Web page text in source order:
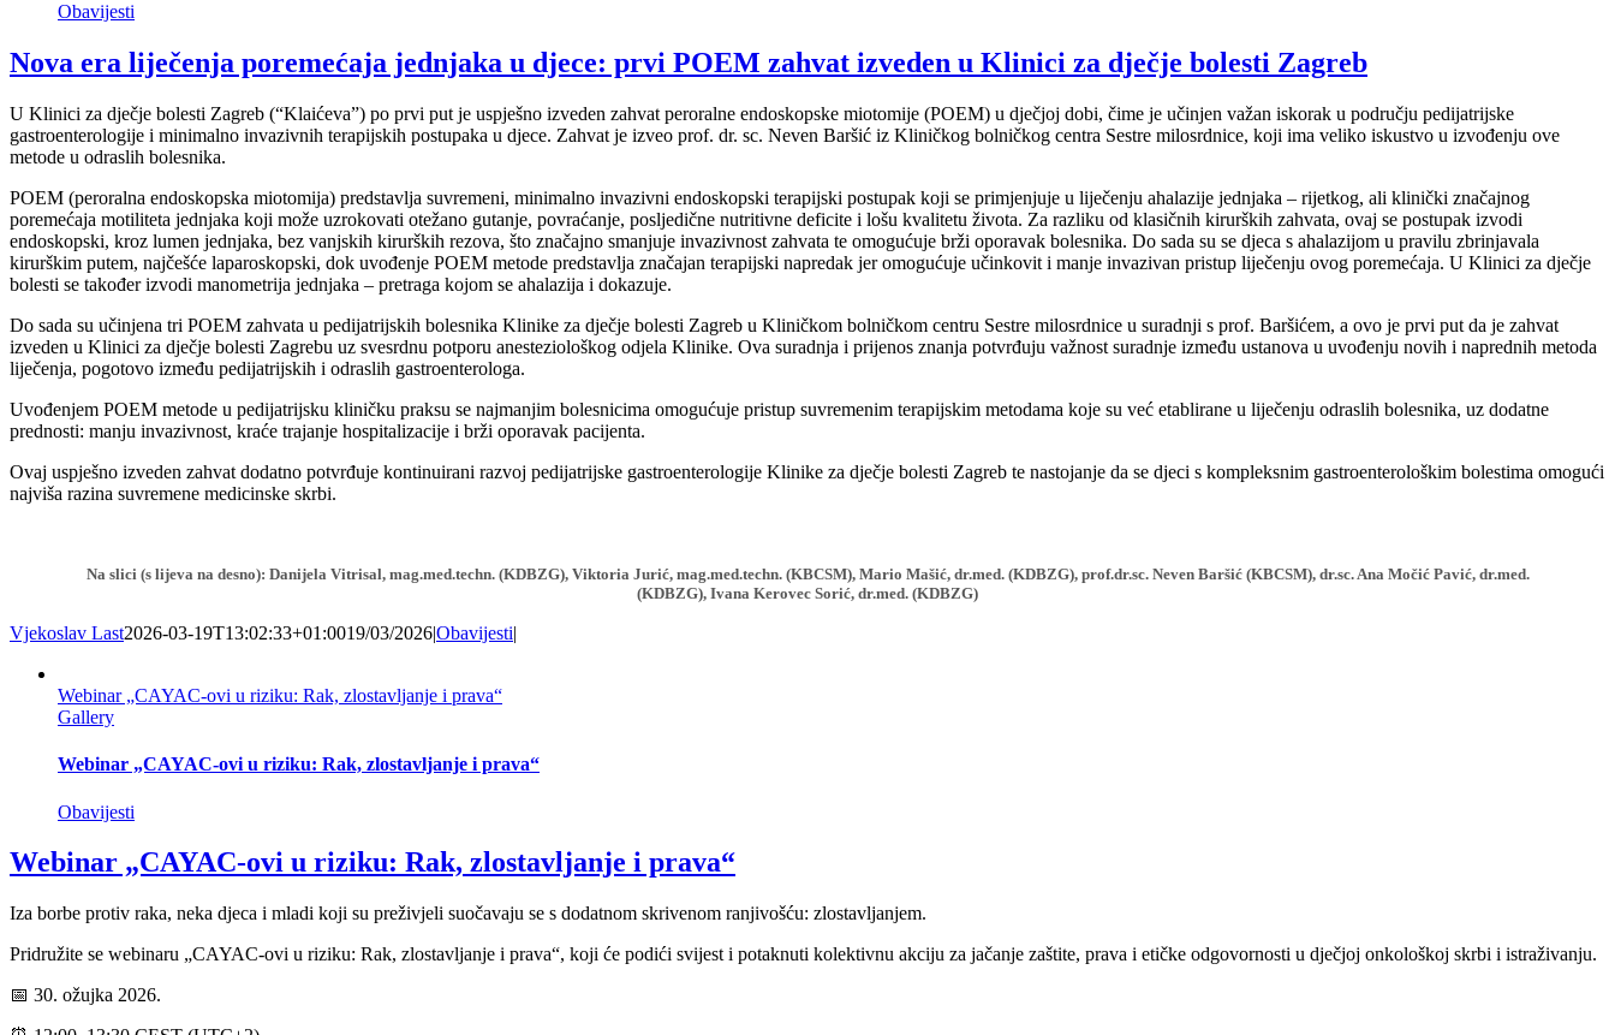
Obavijesti
Nova era liječenja poremećaja jednjaka u djece: prvi POEM zahvat izveden u Klinici za dječje bolesti Zagreb
U Klinici za dječje bolesti Zagreb (“Klaićeva”) po prvi put je uspješno izveden zahvat peroralne endoskopske miotomije (POEM) u dječjoj dobi, čime je učinjen važan iskorak u području pedijatrijske
gastroenterologije i minimalno invazivnih terapijskih postupaka u djece. Zahvat je izveo prof. dr. sc. Neven Baršić iz Kliničkog bolničkog centra Sestre milosrdnice, koji ima veliko iskustvo u izvođenju ove
metode u odraslih bolesnika.
POEM (peroralna endoskopska miotomija) predstavlja suvremeni, minimalno invazivni endoskopski terapijski postupak koji se primjenjuje u liječenju ahalazije jednjaka – rijetkog, ali klinički značajnog
poremećaja motiliteta jednjaka koji može uzrokovati otežano gutanje, povraćanje, posljedične nutritivne deficite i lošu kvalitetu života. Za razliku od klasičnih kirurških zahvata, ovaj se postupak izvodi
endoskopski, kroz lumen jednjaka, bez vanjskih kirurških rezova, što značajno smanjuje invazivnost zahvata te omogućuje brži oporavak bolesnika. Do sada su se djeca s ahalazijom u pravilu zbrinjavala
kirurškim putem, najčešće laparoskopski, dok uvođenje POEM metode predstavlja značajan terapijski napredak jer omogućuje učinkovit i manje invazivan pristup liječenju ovog poremećaja. U Klinici za dječje
bolesti se također izvodi manometrija jednjaka – pretraga kojom se ahalazija i dokazuje.
Do sada su učinjena tri POEM zahvata u pedijatrijskih bolesnika Klinike za dječje bolesti Zagreb u Kliničkom bolničkom centru Sestre milosrdnice u suradnji s prof. Baršićem, a ovo je prvi put da je zahvat
izveden u Klinici za dječje bolesti Zagrebu uz svesrdnu potporu anesteziološkog odjela Klinike. Ova suradnja i prijenos znanja potvrđuju važnost suradnje između ustanova u uvođenju novih i naprednih metoda
liječenja, pogotovo između pedijatrijskih i odraslih gastroenterologa.
Uvođenjem POEM metode u pedijatrijsku kliničku praksu se najmanjim bolesnicima omogućuje pristup suvremenim terapijskim metodama koje su već etablirane u liječenju odraslih bolesnika, uz dodatne
prednosti: manju invazivnost, kraće trajanje hospitalizacije i brži oporavak pacijenta.
Ovaj uspješno izveden zahvat dodatno potvrđuje kontinuirani razvoj pedijatrijske gastroenterologije Klinike za dječje bolesti Zagreb te nastojanje da se djeci s kompleksnim gastroenterološkim bolestima omogući
najviša razina suvremene medicinske skrbi.
Na slici (s lijeva na desno): Danijela Vitrisal, mag.med.techn. (KDBZG), Viktoria Jurić, mag.med.techn. (KBCSM), Mario Mašić, dr.med. (KDBZG), prof.dr.sc. Neven Baršić (KBCSM), dr.sc. Ana Močić Pavić, dr.med.
(KDBZG), Ivana Kerovec Sorić, dr.med. (KDBZG)
Vjekoslav Last2026-03-19T13:02:33+01:0019/03/2026|Obavijesti|
Webinar „CAYAC-ovi u riziku: Rak, zlostavljanje i prava“
Gallery
Webinar „CAYAC-ovi u riziku: Rak, zlostavljanje i prava“
Obavijesti
Webinar „CAYAC-ovi u riziku: Rak, zlostavljanje i prava“
Iza borbe protiv raka, neka djeca i mladi koji su preživjeli suočavaju se s dodatnom skrivenom ranjivošću: zlostavljanjem.
Pridružite se webinaru „CAYAC-ovi u riziku: Rak, zlostavljanje i prava“, koji će podići svijest i potaknuti kolektivnu akciju za jačanje zaštite, prava i etičke odgovornosti u dječjoj onkološkoj skrbi i istraživanju.
📅 30. ožujka 2026.